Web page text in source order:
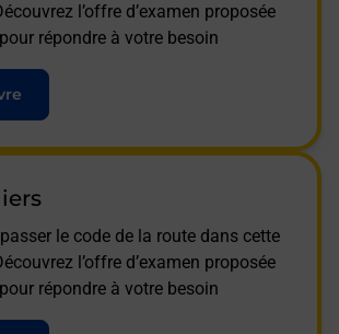
l’offre d’examen proposée
répondre à votre besoin
le code de la route dans cette
l’offre d’examen proposée
répondre à votre besoin